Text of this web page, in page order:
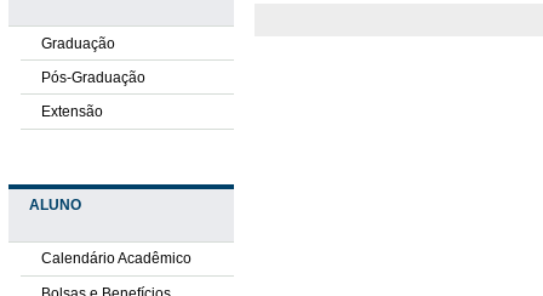
Graduação
Pós-Graduação
Extensão
ALUNO
Calendário Acadêmico